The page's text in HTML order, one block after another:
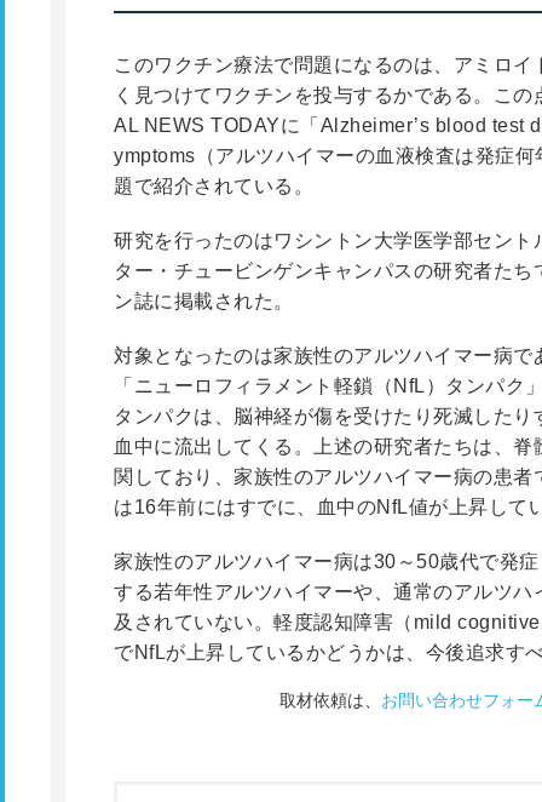
このワクチン療法で問題になるのは、アミロ
く見つけてワクチンを投与するかである。こ
AL NEWS TODAYに「Alzheimer’s blood test
ymptoms（アルツハイマーの血液検査は発症
題で紹介されている。
研究を行ったのはワシントン大学医学部セン
ター・チュービンゲンキャンパスの研究者た
ン誌に掲載された。
対象となったのは家族性のアルツハイマー病
「ニューロフィラメント軽鎖（NfL）タンパク
タンパクは、脳神経が傷を受けたり死滅した
血中に流出してくる。上述の研究者たちは、
関しており、家族性のアルツハイマー病の患
は16年前にはすでに、血中のNfL値が上昇して
家族性のアルツハイマー病は30～50歳代で発
する若年性アルツハイマーや、通常のアルツ
及されていない。軽度認知障害（mild
でNfLが上昇しているかどうかは、今後追求す
取材依頼は、 お問い合わせフォー